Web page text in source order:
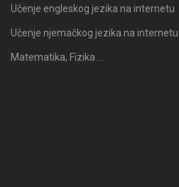
Učenje engleskog jezika na internetu
Učenje njemačkog jezika na internetu
Matematika, Fizika …